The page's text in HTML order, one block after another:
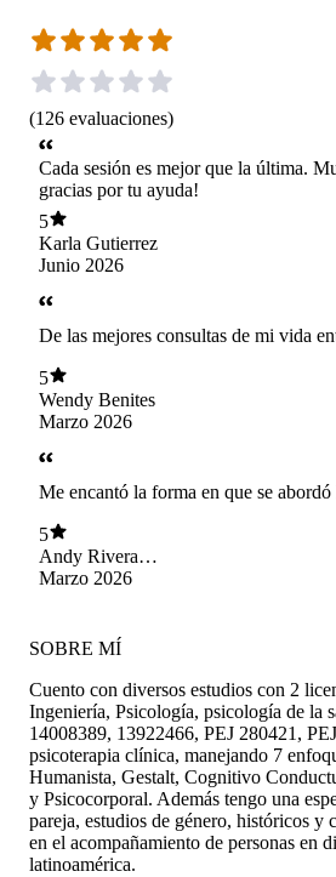
(126 evaluaciones)
Cada sesión es mejor que la última.
gracias por tu ayuda!
5
Karla Gutierrez
Junio 2026
De las mejores consultas de mi vida
5
Wendy Benites
Marzo 2026
Me encantó la forma en que se abordó
5
Andy Rivera
Cisneros
Marzo 2026
SOBRE MÍ
Cuento con diversos estudios con 2
Ingeniería, Psicología, psicología de la
14008389, 13922466, PEJ 280421,
psicoterapia clínica, manejando 7
Humanista, Gestalt, Cognitivo
y Psicocorporal. Además tengo una
pareja, estudios de género, históricos y
en el acompañamiento de personas en
latinoamérica.